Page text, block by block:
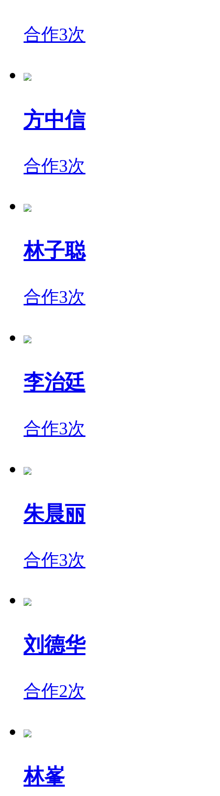
合作3次
方中信
合作3次
林子聪
合作3次
李治廷
合作3次
朱晨丽
合作3次
刘德华
合作2次
林峯